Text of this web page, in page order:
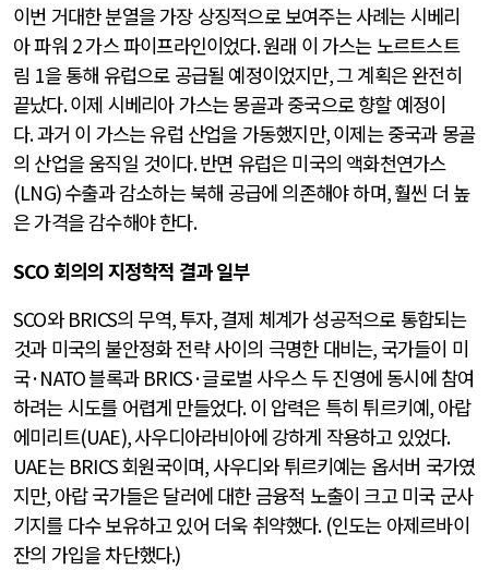
이번 거대한 분열을 가장 상징적으로 보여주는 사례는 시베리
아 파워 2가스 파이프라인이었다.원래 이 가스는 노르트스트
림 1을 통해 유럽으로 공급될 예정이었지만,그 계획은 완전히
끝났다.이제 시베리아 가스는 몽골과 중국으로 향할 예정이
다.과거 이 가스는 유럽 산업을 가동했지만,이제는 중국과 몽골
의 산업을 움직일 것이다.반면 유럽은 미국의 액화천연가스
(LNG)수출과 감소하는 북해 공급에 의존해야 하며,훨씬 더 높
은 가격을 감수해야 한다.
SCO회의의 지정학적 결과 일부
SCO와BRICS의 무역,투자,결제 체계가 성공적으로 통합되는
것과 미국의 불안정화 전략 사이의 극명한 대비는, 국가들이 미
국·NATO블록과 BRICS·글로벌 사우스 두 진영에 동시에 참여
하려는 시도를 어렵게 만들었다.이 압력은 특히 튀르키예, 아랍
에미리트(UAE),사우디아라비아에 강하게 작용하고 있었다.
UAE는 BRICS회원국이며,사우디와 튀르키예는 옵서버 국가였
지만, 아랍 국가들은 달러에 대한 금융적 노출이 크고 미국 군사
기지를 다수 보유하고 있어 더욱 취약했다. (인도는 아제르바이
잔의 가입을 차단했다.)